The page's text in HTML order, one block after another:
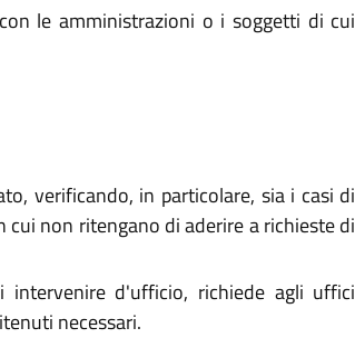
le amministrazioni o i soggetti di cui
verificando, in particolare, sia i casi di
non ritengano di aderire a richieste di
d'ufficio, richiede agli uffici
necessari.